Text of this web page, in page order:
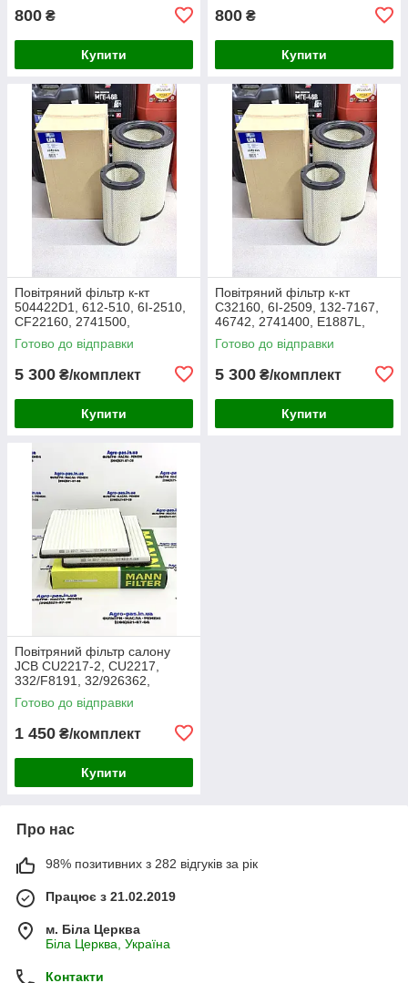
800 ₴
Купити
800 ₴
Купити
Повітряний фільтр к-кт
504422D1, 612-510, 6I-2510,
CF22160, 2741500,
AF25138M, P532510, MD-
7624S, SA16024, RS3511,
Готово до відправки
5 300 ₴/комплект
Купити
Повітряний фільтр к-кт
C32160, 6I-2509, 132-7167,
46742, 2741400, E1887L,
RS3514, SL5603, P532509,
FJ3468, MD-7624,
Готово до відправки
5 300 ₴/комплект
Купити
Повітряний фільтр салону
JCB CU2217-2, CU2217,
332/F8191, 32/926362,
30/926362, AA2983, CA-
43030, SC60055, SKL46354,
Готово до відправки
1 450 ₴/комплект
Купити
Про нас
98% позитивних з 282 відгуків за рік
Працює з 21.02.2019
м. Біла Церква
Біла Церква, Україна
Контакти